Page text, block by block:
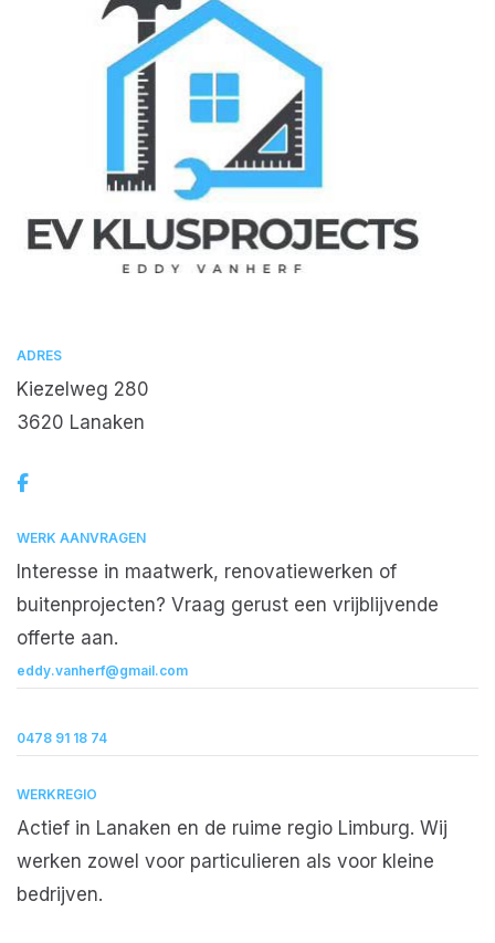
ADRES
Kiezelweg 280
3620 Lanaken
WERK AANVRAGEN
Interesse in maatwerk, renovatiewerken of
buitenprojecten? Vraag gerust een vrijblijvende
offerte aan.
eddy.vanherf@gmail.com
0478 91 18 74
WERKREGIO
Actief in Lanaken en de ruime regio Limburg. Wij
werken zowel voor particulieren als voor kleine
bedrijven.